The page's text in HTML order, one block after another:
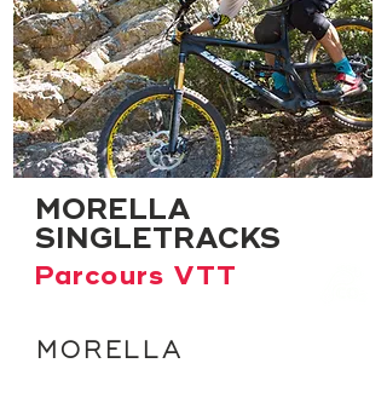
MORELLA
SINGLETRACKS
Parcours VTT
MORELLA